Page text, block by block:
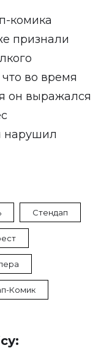
комика
признали
во время
он выражался
нарушил
Стендап
Комик